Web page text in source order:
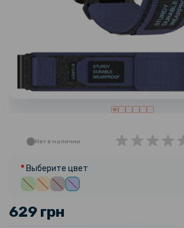
Нет в наличии
Выберите цвет
629 грн